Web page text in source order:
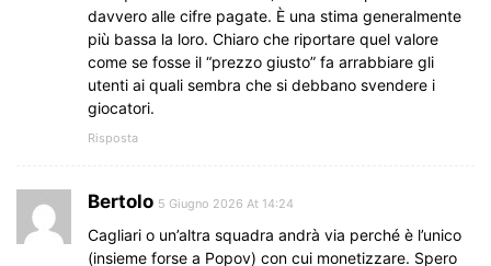
davvero alle cifre pagate. È una stima generalmente
più bassa la loro. Chiaro che riportare quel valore
come se fosse il “prezzo giusto” fa arrabbiare gli
utenti ai quali sembra che si debbano svendere i
giocatori.
Risposta
Bertolo 5 Giugno 2026 At 14:24
Cagliari o un’altra squadra andrà via perché è l’unico
(insieme forse a Popov) con cui monetizzare. Spero